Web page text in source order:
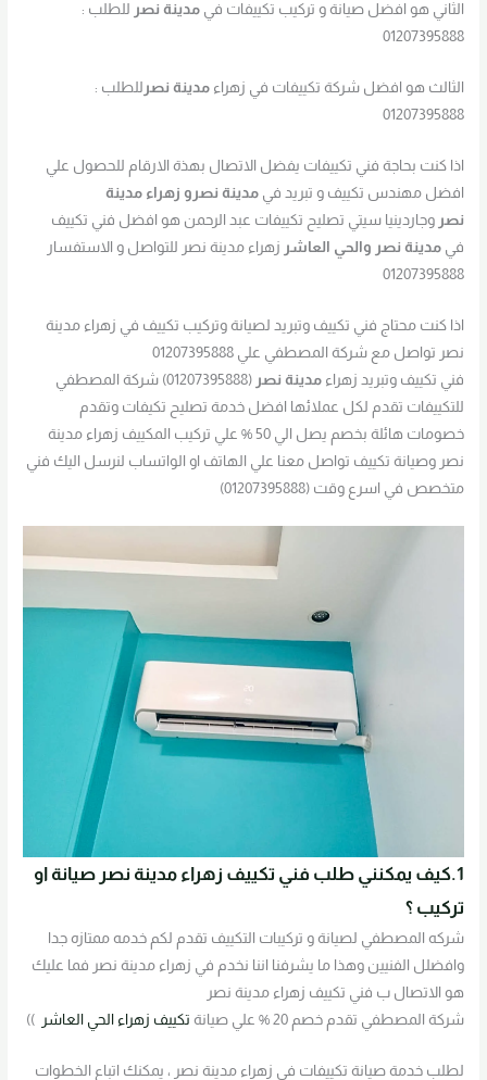
الثاني هو افضل صيانة و تركيب تكييفات فيمدينة نصر للطلب :
01207395888
الثالث هو افضل شركة تكييفات في زهراءمدينة نصر
للطلب :
01207395888
اذا كنت بحاجة فني تكييفات يفضل الاتصال بهذة الارقام للحصول علي
افضل مهندس تكييف و تبريد فيمدينة نصرو زهراء مدينة
نصر وجاردينيا سيتي تصليح تكييفات عبد الرحمن هو افضل فني تكييف
فيمدينة نصر والحي العاشر زهراء مدينة نصر للتواصل و الاستفسار
01207395888
اذا كنت محتاج فني تكييف وتبريد لصيانة وتركيب تكييف في زهراء مدينة
نصر تواصل مع شركة المصطفي علي 01207395888
فني تكييف وتبريد زهراءمدينة نصر
(01207395888) شركة المصطفي
للتكييفات تقدم لكل عملائها افضل خدمة تصليح تكيفات وتقدم
خصومات هائلة بخصم يصل الي 50 % علي تركيب المكييف زهراء مدينة
نصر وصيانة تكييف تواصل معنا علي الهاتف او الواتساب لنرسل اليك فني
متخصص في اسرع وقت (01207395888)
1.كيف يمكنني طلب فني تكييف زهراء مدينة نصر صيانة او
تركيب ؟
شركه المصطفي لصيانة و تركيبات التكييف تقدم لكم خدمه ممتازه جدا
وافضلل الفنيين وهذا ما يشرفنا اننا نخدم في زهراء مدينة نصر فما عليك
هو الاتصال ب فني تكييف زهراء مدينة نصر
شركة المصطفي تقدم خصم 20 % علي صيانة
تكييف زهراء الحي العاشر))
لطلب خدمة صيانة تكييفات في زهراء مدينة نصر ، يمكنك اتباع الخطوات